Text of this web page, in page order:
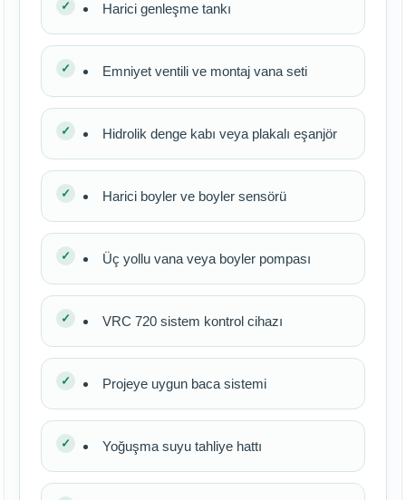
Harici genleşme tankı
Emniyet ventili ve montaj vana seti
Hidrolik denge kabı veya plakalı eşanjör
Harici boyler ve boyler sensörü
Üç yollu vana veya boyler pompası
VRC 720 sistem kontrol cihazı
Projeye uygun baca sistemi
Yoğuşma suyu tahliye hattı